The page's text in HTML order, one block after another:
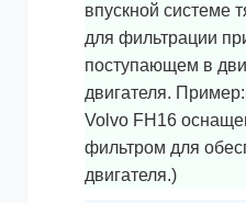
впускной системе
для фильтрации
поступающем в
двигателя.
Volvo FH16
фильтром для
двигателя.)